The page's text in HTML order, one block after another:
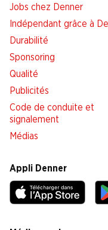
Jobs chez Denner
Indépendant grâce à
Durabilité
Sponsoring
Qualité
Publicités
Code de conduite et
signalement
Médias
Appli Denner